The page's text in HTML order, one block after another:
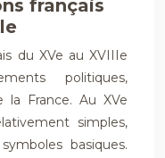
français
du XVe au XVIIIe
politiques,
la France. Au XVe
simples,
basiques.